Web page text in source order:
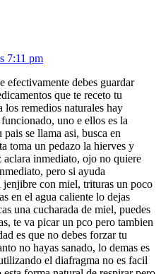
7:11 pm
debes guardar
que te receto tu
remedios naturales hay
uno e ellos es la
se llama asi, busca en
toma un pedazo la hierves y
aclara inmediato, ojo no quiere
pero si ayuda
jenjibre con miel, trituras un poco
en el agua caliente lo dejas
una cucharada de miel, puedes
te va picar un pco pero tambien
es que no debes forzar tu
no hayas sanado, lo demas es
el diafragma no es facil